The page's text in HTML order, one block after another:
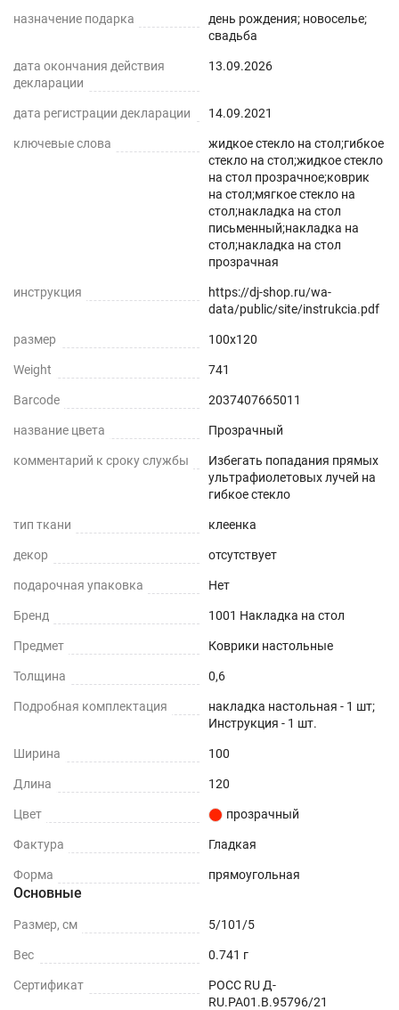
назначение подарка
день рождения; новоселье;
свадьба
дата окончания действия
декларации
13.09.2026
дата регистрации декларации 14.09.2021
ключевые слова
жидкое стекло на стол;гибкое
стекло на стол;жидкое стекло
на стол прозрачное;коврик
на стол;мягкое стекло на
стол;накладка на стол
письменный;накладка на
стол;накладка на стол
прозрачная
инструкция
https://dj-shop.ru/wa-
data/public/site/instrukcia.pdf
размер 100x120
Weight 741
Barcode 2037407665011
название цвета Прозрачный
комментарий к сроку службы
Избегать попадания прямых
ультрафиолетовых лучей на
гибкое стекло
тип ткани клеенка
декор отсутствует
подарочная упаковка Нет
Бренд 1001 Накладка на стол
Предмет Коврики настольные
Толщина 0,6
Подробная комплектация
накладка настольная - 1 шт;
Инструкция - 1 шт.
Ширина 100
Длина 120
Цвет прозрачный
Фактура Гладкая
Форма прямоугольная
Основные
Размер, см 5/101/5
Вес 0.741 г
Сертификат
РОСС RU Д-
RU.РА01.В.95796/21